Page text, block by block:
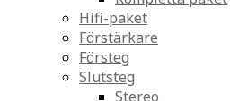
Hifi-paket
Förstärkare
Försteg
Slutsteg
Stereo